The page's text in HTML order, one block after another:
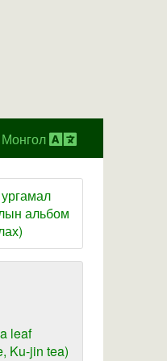
Монгол
альбом
leaf
Ku-jin tea)